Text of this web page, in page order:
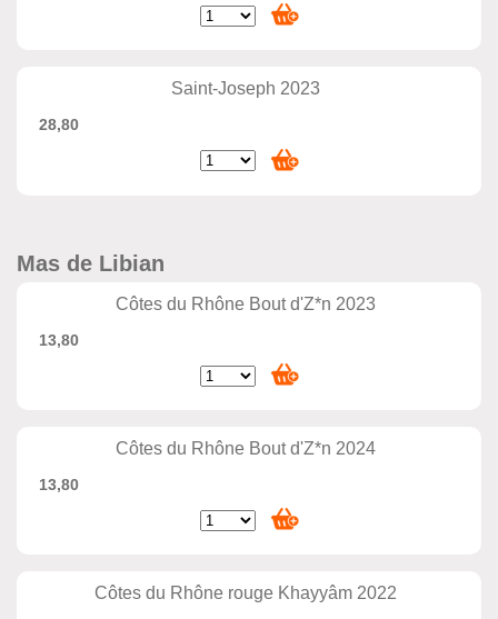
Saint-Joseph 2023
28,80
Mas de Libian
Côtes du Rhône Bout d'Z*n 2023
13,80
Côtes du Rhône Bout d'Z*n 2024
13,80
Côtes du Rhône rouge Khayyâm 2022